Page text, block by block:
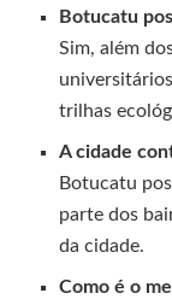
Botucatu
Sim, além
trilhas
A cidade
Botucatu
parte dos
da cidade.
Como é o